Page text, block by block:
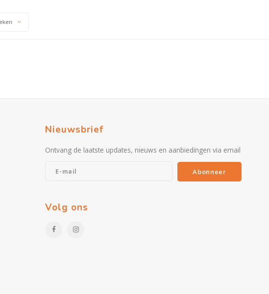
Nieuwsbrief
Ontvang de laatste updates, nieuws en aanbiedingen via email
Abonneer
Volg ons